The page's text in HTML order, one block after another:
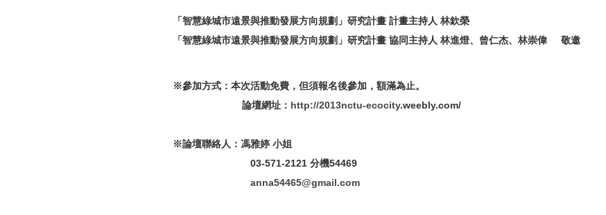
「智慧綠城市遠景與推動發展方向規劃」研究計畫 計畫主持人 林欽榮
「智慧綠城市遠景與推動發展方向規劃」研究計畫 協同主持人 林進燈、曾仁杰、林崇偉 敬邀
※參加方式：本次活動免費，但須報名後參加，額滿為止。
論壇網址： http://2013nctu-ecocity.weebly.com/
※論壇聯絡人：馮雅婷 小姐
03-571-2121 分機54469
anna54465@gmail.com